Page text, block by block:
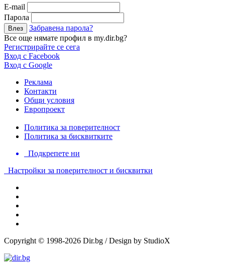
Е-mail
Парола
Забравена парола?
Все още нямате профил в my.dir.bg?
Регистрирайте се сега
Вход с Facebook
Вход с Google
Реклама
Контакти
Общи условия
Европроект
Политика за поверителност
Политика за бисквитките
Подкрепете ни
Настройки за поверителност и бисквитки
Copyright © 1998-2026 Dir.bg / Design by StudioX